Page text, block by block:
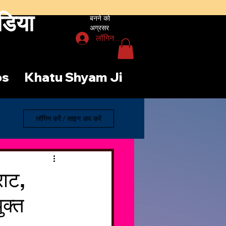
बनने को
अग्रसर
लॉगिन करें
Khatu Shyam Ji
लॉगिन करें / साइन अप करें